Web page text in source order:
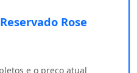
Rose
e o preço atual